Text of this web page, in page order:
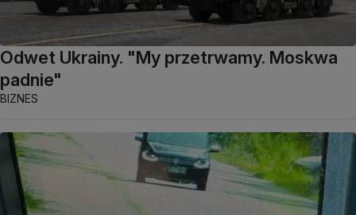
Odwet Ukrainy. "My przetrwamy. Moskwa
padnie"
BIZNES